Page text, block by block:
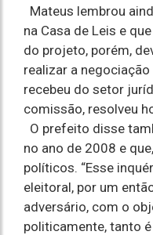
Mateus lembrou
na Casa de Leis e
do projeto, porém,
realizar a
recebeu do setor
comissão, resolveu
O prefeito disse
no ano de 2008 e
políticos. “Esse
eleitoral, por um
adversário, com o
politicamente, tanto